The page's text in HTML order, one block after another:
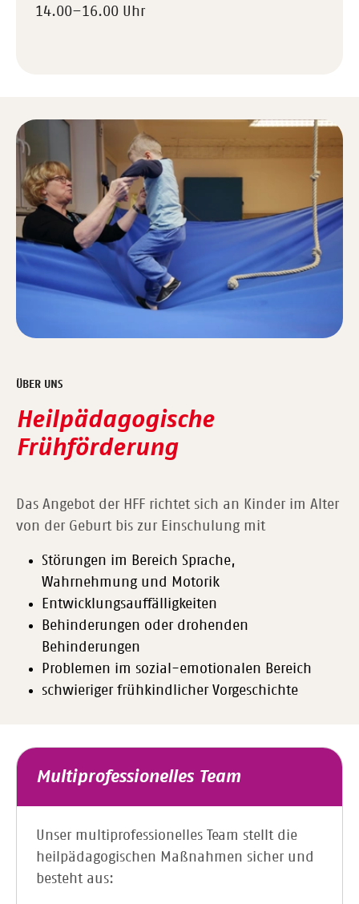
14.00–16.00 Uhr
ÜBER UNS
Heilpädagogische
Frühförderung
Das Angebot der HFF richtet sich an Kinder im Alter
von der Geburt bis zur Einschulung mit
Störungen im Bereich Sprache,
Wahrnehmung und Motorik
Entwicklungsauffälligkeiten
Behinderungen oder drohenden
Behinderungen
Problemen im sozial-emotionalen Bereich
schwieriger frühkindlicher Vorgeschichte
Multiprofessionelles Team
Unser multiprofessionelles Team stellt die
heilpädagogischen Maßnahmen sicher und
besteht aus: